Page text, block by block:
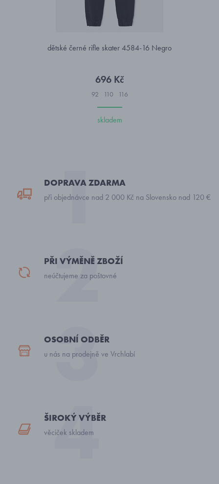
dětské černé rifle skater 4584-16 Negro
696 Kč
92 110 116
skladem
DOPRAVA ZDARMA
při objednávce nad 2 000 Kč na Slovensko nad 120 €
PŘI VÝMĚNĚ ZBOŽÍ
neúčtujeme za poštovné
OSOBNÍ ODBĚR
u nás na prodejně ve Vrchlabí
ŠIROKÝ VÝBĚR
věciček skladem